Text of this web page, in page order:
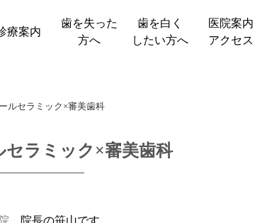
療案内
歯を失った
方へ
歯を白く
したい方へ
医院案内
アクセス
ルセラミック×審美歯科
ラミック×審美歯科